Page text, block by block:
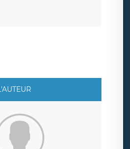
joignable à l’adresse mail :
Vous avez
une réclamation auprès